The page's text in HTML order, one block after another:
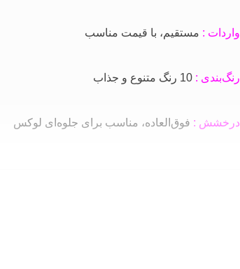
واردات : مستقیم، با قیمت مناسب
رنگ‌بندی :10 رنگ متنوع و جذاب
درخشش : فوق‌العاده، مناسب برای جلوه‌ای لوکس